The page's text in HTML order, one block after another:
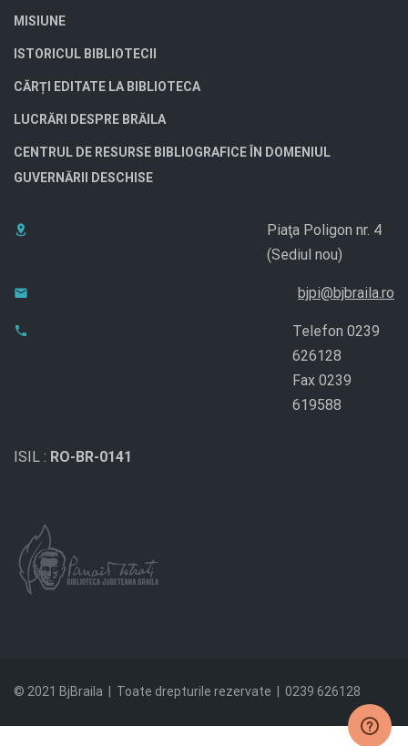
MISIUNE
ISTORICUL BIBLIOTECII
CĂRȚI EDITATE LA BIBLIOTECA
LUCRĂRI DESPRE BRĂILA
CENTRUL DE RESURSE BIBLIOGRAFICE ÎN DOMENIUL
GUVERNĂRII DESCHISE
Piaţa Poligon nr. 4
(Sediul nou)
bjpi@bjbraila.ro
Telefon 0239
626128
Fax 0239
619588
ISIL : RO-BR-0141
© 2021 BjBraila | Toate drepturile rezervate | 0239 626128